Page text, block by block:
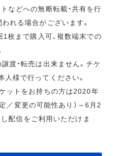
などへの無断転載・共有を行
れる場合がございます。
1枚まで購入可、複数端末での
渡・転売は出来ません。チケ
人様で行ってください。
ケットをお持ちの方は2020年
／変更の可能性あり）～6月2
配信をご利用いただけま